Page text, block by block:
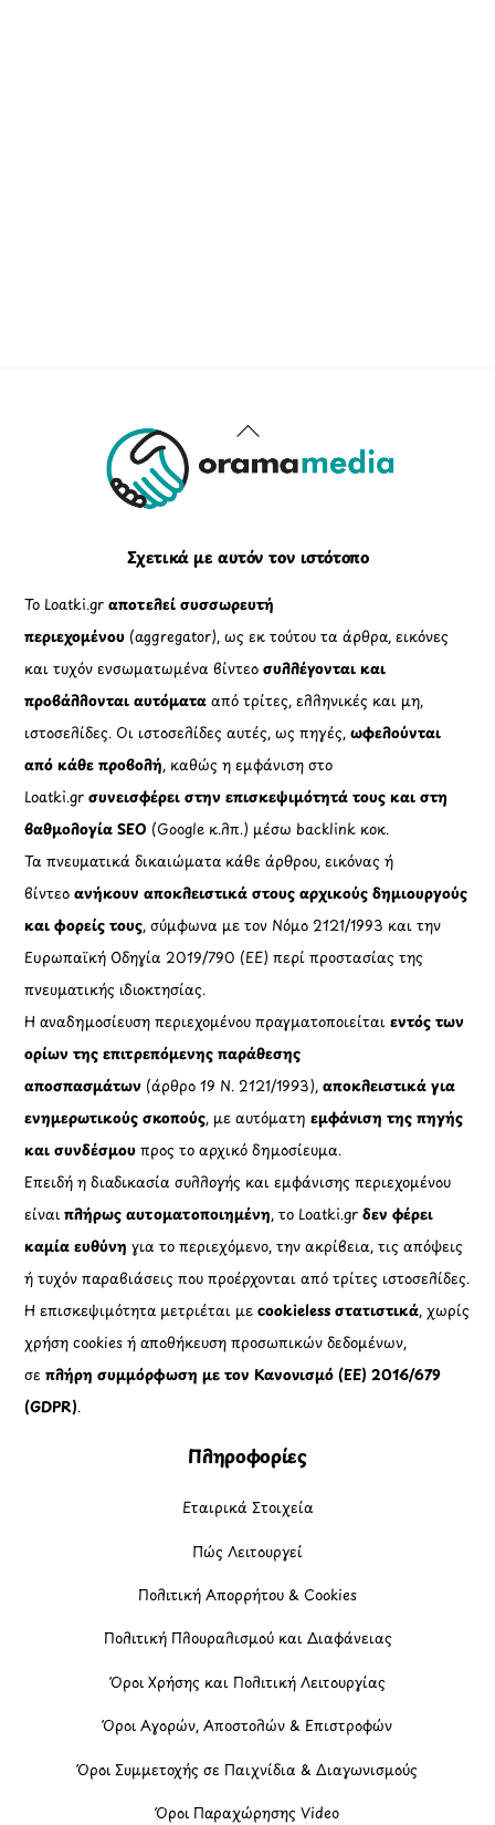
Back
To
Σχετικά με αυτόν τον ιστότοπο
Το Loatki.grαποτελεί συσσωρευτή
περιεχομένου (aggregator), ως εκ τούτου τα άρθρα, εικόνες
και τυχόν ενσωματωμένα βίντεοσυλλέγονται και
προβάλλονται αυτόματααπό τρίτες, ελληνικές και μη,
ιστοσελίδες. Οι ιστοσελίδες αυτές, ως πηγές,ωφελούνται
από κάθε προβολή, καθώς η εμφάνιση στο
Loatki.gr συνεισφέρει στην επισκεψιμότητά τους και στη
βαθμολογία SEO (Google κ.λπ.) μέσω backlink κοκ.
Τα πνευματικά δικαιώματα κάθε άρθρου, εικόνας ή
βίντεοανήκουν αποκλειστικά στους αρχικούς δημιουργούς
και φορείς τους, σύμφωνα με τον Νόμο 2121/1993 και την
Ευρωπαϊκή Οδηγία 2019/790 (ΕΕ) περί προστασίας της
πνευματικής ιδιοκτησίας.
Η αναδημοσίευση περιεχομένου πραγματοποιείταιεντός των
ορίων της επιτρεπόμενης παράθεσης
αποσπασμάτων (άρθρο 19 Ν. 2121/1993), αποκλειστικά για
ενημερωτικούς σκοπούς, με αυτόματηεμφάνιση της πηγής
και συνδέσμου προς το αρχικό δημοσίευμα.
Επειδή η διαδικασία συλλογής και εμφάνισης περιεχομένου
είναιπλήρως αυτοματοποιημένη, το Loatki.grδεν φέρει
καμία ευθύνη για το περιεχόμενο, την ακρίβεια, τις απόψεις
ή τυχόν παραβιάσεις που προέρχονται από τρίτες ιστοσελίδες.
Η επισκεψιμότητα μετριέται μεcookieless στατιστικά, χωρίς
χρήση cookies ή αποθήκευση προσωπικών δεδομένων,
σεπλήρη συμμόρφωση με τον Κανονισμό (ΕΕ) 2016/679
(GDPR).
Πληροφορίες
Εταιρικά Στοιχεία
Πώς Λειτουργεί
Πολιτική Απορρήτου & Cookies
Πολιτική Πλουραλισμού και Διαφάνειας
Όροι Χρήσης και Πολιτική Λειτουργίας
Όροι Αγορών, Αποστολών & Επιστροφών
Όροι Συμμετοχής σε Παιχνίδια & Διαγωνισμούς
Όροι Παραχώρησης Video